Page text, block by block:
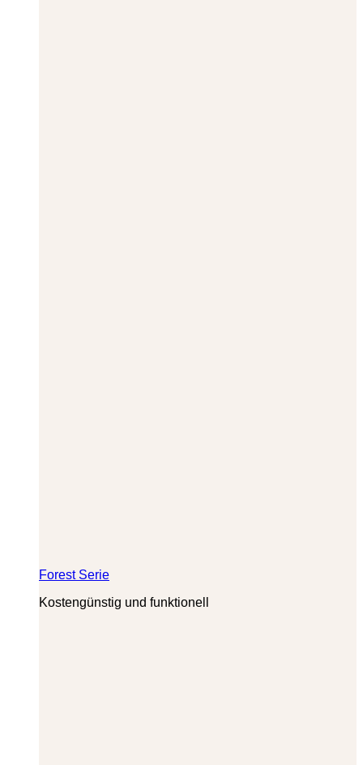
Forest Serie
Kostengünstig und funktionell